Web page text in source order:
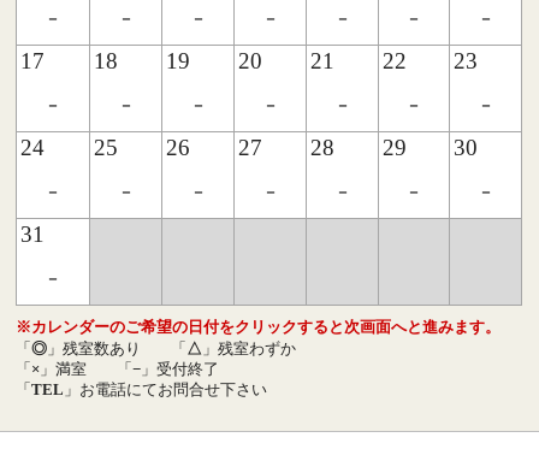
- - - - - - -
17
-
18
-
19
-
20
-
21
-
22
-
23
-
24
-
25
-
26
-
27
-
28
-
29
-
30
-
31
-
※カレンダーのご希望の日付をクリックすると次画面へと進みます。
「◎ 」残室数あり 「 △ 」残室わずか
「 × 」満室 「− 」受付終了
「TEL 」お電話にてお問合せ下さい